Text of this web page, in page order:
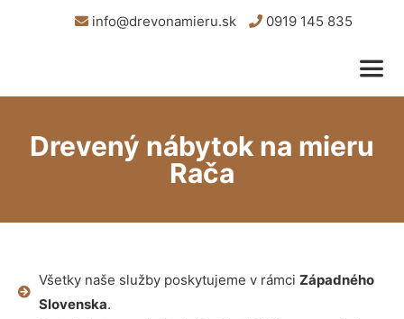
info@drevonamieru.sk 0919 145 835
Drevený nábytok na mieru
Rača
Všetky naše služby poskytujeme v rámci Západného
Slovenska.